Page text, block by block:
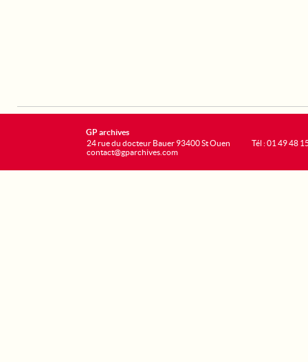
GP archives
24 rue du docteur Bauer 93400 St Ouen
contact@gparchives.com
Tél : 01 49 48